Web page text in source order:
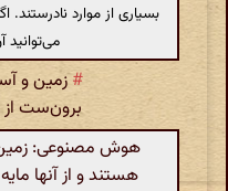
بسیاری از موارد
می‌توانید
#زمین و
برون‌ست
هوش مصنوعی: زمین
هستند و از آنها